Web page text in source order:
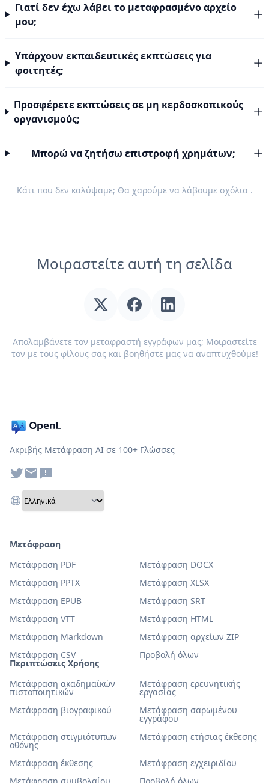
Γιατί δεν έχω λάβει το μεταφρασμένο αρχείο
μου;
Υπάρχουν εκπαιδευτικές εκπτώσεις για
φοιτητές;
Προσφέρετε εκπτώσεις σε μη κερδοσκοπικούς
οργανισμούς;
Μπορώ να ζητήσω επιστροφή χρημάτων;
Κάτι που δεν καλύψαμε; Θα χαρούμε να λάβουμε σχόλια.
Μοιραστείτε αυτή τη σελίδα
Απολαμβάνετε τον μεταφραστή εγγράφων μας; Μοιραστείτε
τον με τους φίλους σας και βοηθήστε μας να αναπτυχθούμε!
Ακριβής Μετάφραση AI σε 100+ Γλώσσες
Περιπτώσεις Χρήσης
Μετάφραση ακαδημαϊκών
πιστοποιητικών
Μετάφραση ερευνητικής
εργασίας
Μετάφραση βιογραφικού
Μετάφραση σαρωμένου
εγγράφου
Μετάφραση στιγμιότυπων
οθόνης
Μετάφραση ετήσιας έκθεσης
Μετάφραση έκθεσης
Μετάφραση εγχειριδίου
Μετάφραση
Μετάφραση PDF
Μετάφραση DOCX
Μετάφραση PPTX
Μετάφραση XLSX
Μετάφραση EPUB
Μετάφραση SRT
Μετάφραση VTT
Μετάφραση HTML
Μετάφραση Markdown
Μετάφραση αρχείων ZIP
Μετάφραση CSV
Προβολή όλων